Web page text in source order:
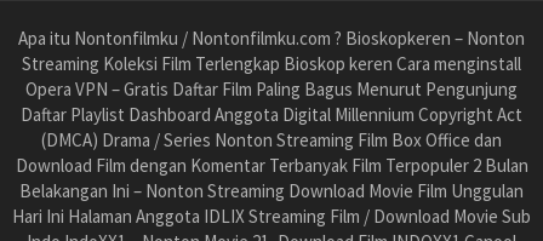
Apa itu Nontonfilmku / Nontonfilmku.com ? Bioskopkeren – Nonton
Streaming Koleksi Film Terlengkap Bioskop keren Cara menginstall
Opera VPN – Gratis Daftar Film Paling Bagus Menurut Pengunjung
Daftar Playlist Dashboard Anggota Digital Millennium Copyright Act
(DMCA) Drama / Series Nonton Streaming Film Box Office dan
Download Film dengan Komentar Terbanyak Film Terpopuler 2 Bulan
Belakangan Ini – Nonton Streaming Download Movie Film Unggulan
Hari Ini Halaman Anggota IDLIX Streaming Film / Download Movie Sub